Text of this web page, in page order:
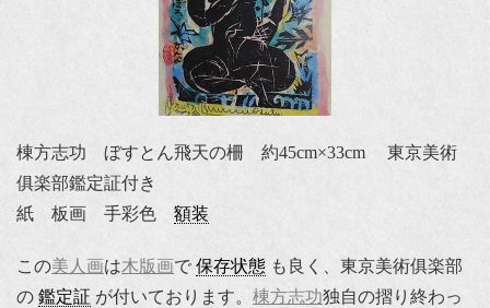
棟方志功 ぼすとん飛天の柵 約45cm×33cm 東京美術
俱楽部鑑定証付き
紙 板画 手彩色 額装
この美人画は木版画で 保存状態 も良く、東京美術俱楽部
の 鑑定証 が付いております。 棟方志功独自の摺り終わっ